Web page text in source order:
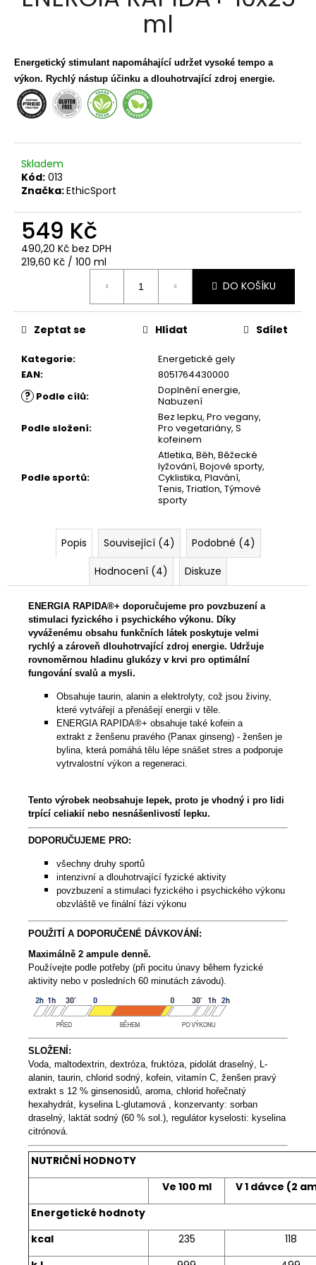
hvězdiček.
ml
Energetický stimulant napomáhající udržet vysoké tempo a
výkon. Rychlý nástup účinku a dlouhotrvající zdroj energie.
Skladem
Kód: 013
Značka:EthicSport
549 Kč
490,20 Kč bez DPH
Měrná
219,60 Kč / 100 ml
DO KOŠÍKU
Kategorie:
Energetické gely
EAN: 8051764430000
? Podle cílů: Doplnění energie,
Nabuzení
Podle složení:
Bez lepku, Pro vegany,
Pro vegetariány, S
kofeinem
Podle sportů:
Atletika, Běh, Běžecké
lyžování, Bojové sporty,
Cyklistika, Plavání,
Tenis, Triatlon, Týmové
sporty
Zeptat se Hlídat Sdílet
Popis Související (4)
Podobné (4)
Hodnocení (4)
Diskuze
ENERGIA RAPIDA®+ doporučujeme pro povzbuzení a
stimulaci fyzického i psychického výkonu. Díky
vyváženému obsahu funkčních látek poskytuje velmi
rychlý a zároveň dlouhotrvající zdroj energie. Udržuje
rovnoměrnou hladinu glukózy v krvi pro optimální
fungování svalů a mysli.
Obsahuje taurin, alanin a elektrolyty, což jsou živiny,
které vytvářejí a přenášejí energii v těle.
ENERGIA RAPIDA®+ obsahuje také kofein a
extrakt z ženšenu pravého (Panax ginseng) - ženšen je
bylina, která pomáhá tělu lépe snášet stres a podporuje
vytrvalostní výkon a regeneraci.
Tento výrobek neobsahuje lepek, proto je vhodný i pro lidi
trpící celiakií nebo nesnášenlivostí lepku.
DOPORUČUJEME PRO:
všechny druhy sportů
intenzivní a dlouhotrvající fyzické aktivity
povzbuzení a stimulaci fyzického i psychického výkonu
obzvláště ve finální fázi výkonu
POUŽITÍ A DOPORUČENÉ DÁVKOVÁNÍ:
Maximálně 2 ampule denně.
Používejte podle potřeby (při pocitu únavy během fyzické
aktivity nebo v posledních 60 minutách závodu).
SLOŽENÍ:
Voda, maltodextrin, dextróza, fruktóza, pidolát draselný, L-
alanin, taurin, chlorid sodný, kofein, vitamín C, ženšen pravý
extrakt s 12 % ginsenosidů, aroma, chlorid hořečnatý
hexahydrát, kyselina L-glutamová , konzervanty: sorban
draselný, laktát sodný (60 % sol.), regulátor kyselosti: kyselina
citrónová.
NUTRIČNÍ HODNOTY
Ve 100 ml
V 1 dávce (2
Energetické hodnoty
kcal
235
118
í
t
?
D
o
p
o
č
u
e
m
e